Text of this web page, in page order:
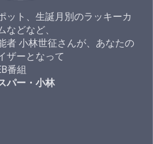
ット、生誕月別のラッキーカ
などなど、
者 小林世征さんが、あなたの
ザーとなって
番組
パー・小林